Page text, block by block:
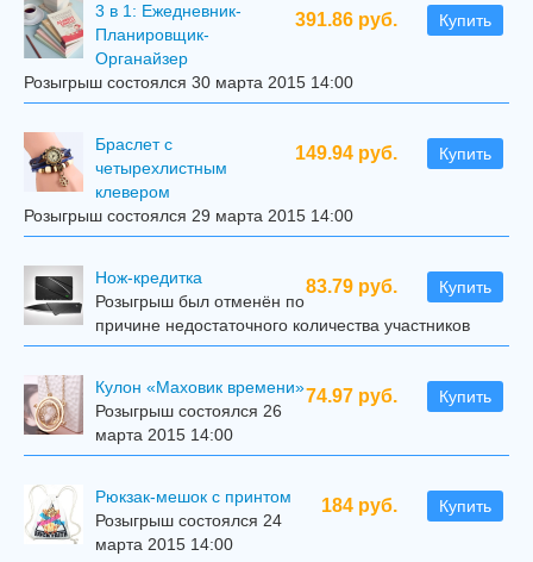
391.86 руб. Купить
3 в 1: Ежедневник-
Планировщик-
Органайзер
Розыгрыш состоялся 30 марта 2015 14:00
149.94 руб. Купить
Браслет с
четырехлистным
клевером
Розыгрыш состоялся 29 марта 2015 14:00
83.79 руб. Купить
Нож-кредитка
Розыгрыш был отменён по
причине недостаточного количества участников
74.97 руб. Купить
Кулон «Маховик времени»
Розыгрыш состоялся 26
марта 2015 14:00
184 руб. Купить
Рюкзак-мешок с принтом
Розыгрыш состоялся 24
марта 2015 14:00